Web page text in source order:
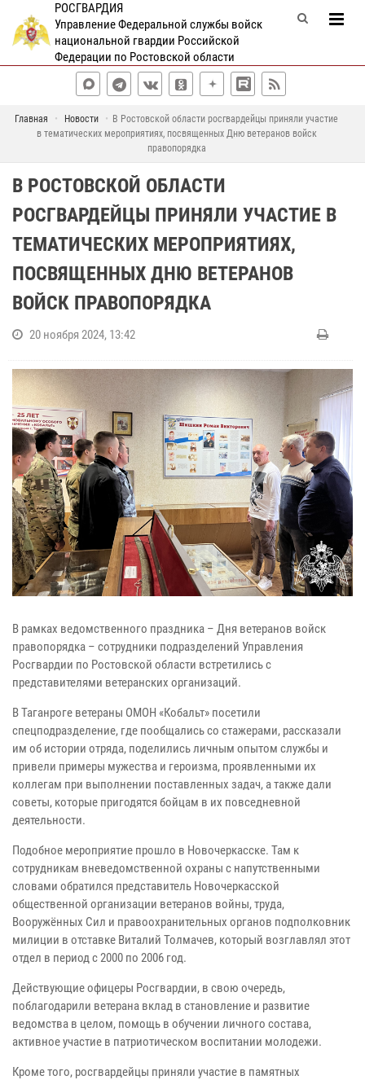
РОСГВАРДИЯ
Управление Федеральной службы войск
национальной гвардии Российской
Федерации по Ростовской области
Главная Новости
В Ростовской области росгвардейцы приняли участие
в тематических мероприятиях, посвященных Дню ветеранов войск
правопорядка
В РОСТОВСКОЙ ОБЛАСТИ
РОСГВАРДЕЙЦЫ ПРИНЯЛИ УЧАСТИЕ В
ТЕМАТИЧЕСКИХ МЕРОПРИЯТИЯХ,
ПОСВЯЩЕННЫХ ДНЮ ВЕТЕРАНОВ
ВОЙСК ПРАВОПОРЯДКА
20 ноября 2024, 13:42
В рамках ведомственного праздника – Дня ветеранов войск
правопорядка – сотрудники подразделений Управления
Росгвардии по Ростовской области встретились с
представителями ветеранских организаций.
В Таганроге ветераны ОМОН «Кобальт» посетили
спецподразделение, где пообщались со стажерами, рассказали
им об истории отряда, поделились личным опытом службы и
привели примеры мужества и героизма, проявленными их
коллегам при выполнении поставленных задач, а также дали
советы, которые пригодятся бойцам в их повседневной
деятельности.
Подобное мероприятие прошло в Новочеркасске. Там к
сотрудникам вневедомственной охраны с напутственными
словами обратился представитель Новочеркасской
общественной организации ветеранов войны, труда,
Вооружённых Сил и правоохранительных органов подполковник
милиции в отставке Виталий Толмачев, который возглавлял этот
отдел в период с 2000 по 2006 год.
Действующие офицеры Росгвардии, в свою очередь,
поблагодарили ветерана вклад в становление и развитие
ведомства в целом, помощь в обучении личного состава,
активное участие в патриотическом воспитании молодежи.
Кроме того, росгвардейцы приняли участие в памятных